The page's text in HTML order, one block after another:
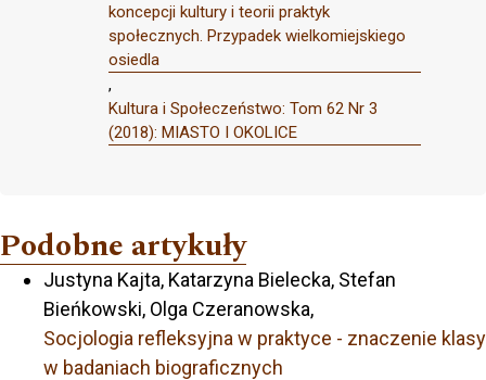
koncepcji kultury i teorii praktyk
społecznych. Przypadek wielkomiejskiego
osiedla
,
Kultura i Społeczeństwo: Tom 62 Nr 3
(2018): MIASTO I OKOLICE
Podobne artykuły
Justyna Kajta, Katarzyna Bielecka, Stefan
Bieńkowski, Olga Czeranowska,
Socjologia refleksyjna w praktyce - znaczenie klasy
w badaniach biograficznych